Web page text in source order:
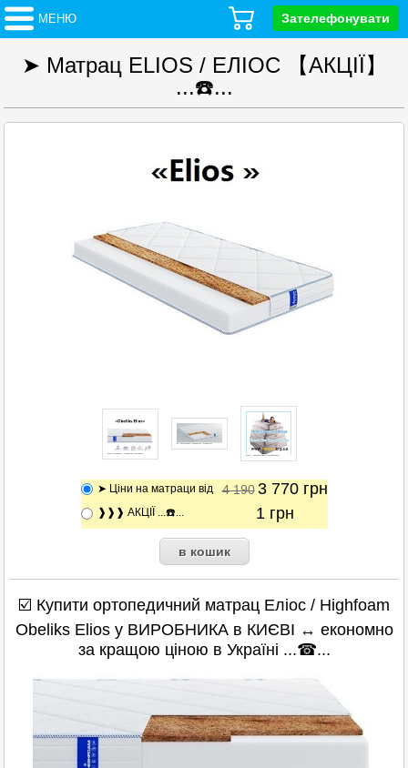
МЕНЮ Зателефонувати
➤ Матрац ELIOS / ЕЛІОС 【АКЦІЇ】
...☎️...
➤ Ціни на матраци від 4 190 3 770 грн
❱❱❱ АКЦІЇ ...☎️... 1 грн
☑️ Купити ортопедичний матрац Еліос / Highfoam
Obeliks Eliosу ВИРОБНИКА в КИЄВІ ↔ економно
за кращою ціною в Україні ...☎...